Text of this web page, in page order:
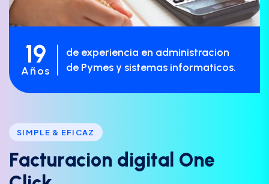
19
Años
de experiencia en administracion
de Pymes y sistemas informaticos.
SIMPLE & EFICAZ
Facturacion d igita One